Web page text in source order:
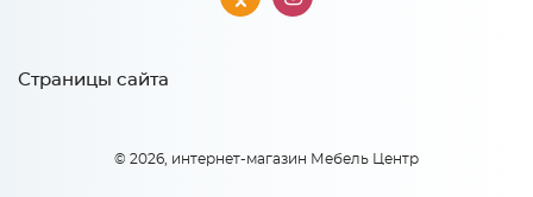
Страницы сайта
© 2026, интернет-магазин Мебель Центр